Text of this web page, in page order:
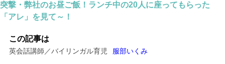
が、身近な表現をクイズ形式でお届けします。
「予定に入れておく」って英語で言えます
か？
突撃・弊社のお昼ご飯！ランチ中の20人に座ってもらった
「アレ」を見て～！
この記事は
英会話講師／バイリンガル育児 服部いくみ